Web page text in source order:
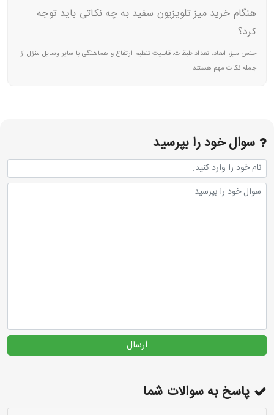
هنگام خرید میز تلویزیون سفید به چه نکاتی باید توجه
کرد؟
جنس میز، ابعاد، تعداد طبقات، قابلیت تنظیم ارتفاع و هماهنگی با سایر وسایل منزل از
جمله نکات مهم هستند.
سوال خود را بپرسید
ارسال
پاسخ به سوالات شما